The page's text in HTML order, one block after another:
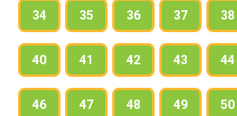
34 35 36 37 38
40 41 42 43 44
46 47 48 49 50